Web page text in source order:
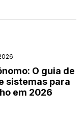
O guia de
sistemas para
em 2026